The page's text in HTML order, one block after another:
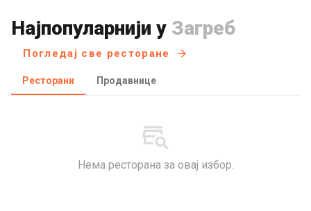
Најпопуларнији у Загреб
Погледај све ресторане
Ресторани Продавнице
Нема ресторана за овај избор.